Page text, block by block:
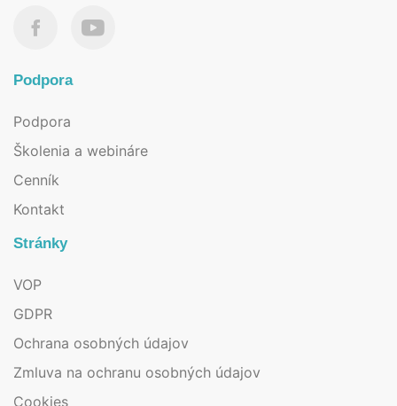
Podpora
Podpora
Školenia a webináre
Cenník
Kontakt
Stránky
VOP
GDPR
Ochrana osobných údajov
Zmluva na ochranu osobných údajov
Cookies